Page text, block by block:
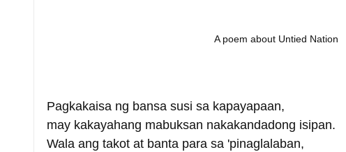
A poem about Untied Nation
Pagkakaisa ng bansa susi sa kapayapaan,
may kakayahang mabuksan nakakandadong isipan.
Wala ang takot at banta para sa 'pinaglalaban,